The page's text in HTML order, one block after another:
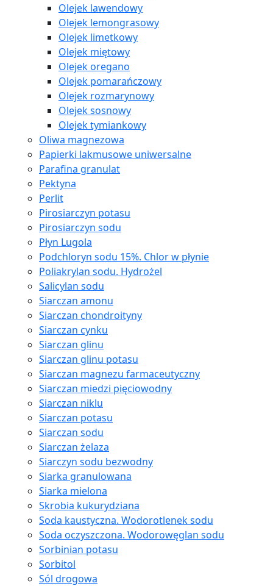
Olejek lawendowy
Olejek lemongrasowy
Olejek limetkowy
Olejek miętowy
Olejek oregano
Olejek pomarańczowy
Olejek rozmarynowy
Olejek sosnowy
Olejek tymiankowy
Oliwa magnezowa
Papierki lakmusowe uniwersalne
Parafina granulat
Pektyna
Perlit
Pirosiarczyn potasu
Pirosiarczyn sodu
Płyn Lugola
Podchloryn sodu 15%. Chlor w płynie
Poliakrylan sodu. Hydrożel
Salicylan sodu
Siarczan amonu
Siarczan chondroityny
Siarczan cynku
Siarczan glinu
Siarczan glinu potasu
Siarczan magnezu farmaceutyczny
Siarczan miedzi pięciowodny
Siarczan niklu
Siarczan potasu
Siarczan sodu
Siarczan żelaza
Siarczyn sodu bezwodny
Siarka granulowana
Siarka mielona
Skrobia kukurydziana
Soda kaustyczna. Wodorotlenek sodu
Soda oczyszczona. Wodorowęglan sodu
Sorbinian potasu
Sorbitol
Sól drogowa